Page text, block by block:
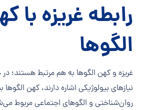
رابطه غریزه با
الگوها
غریزه و کهن الگوها به هم مرتبط هستند؛ در
نیازهای بیولوژیکی اشاره دارند، کهن
روان‌شناختی و الگوهای اجتماعی مربوط